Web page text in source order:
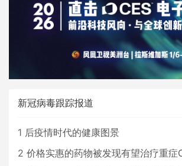
新冠病毒跟踪报道
1 后疫情时代的健康图景
2 价格实惠的药物被发现有望治疗重症